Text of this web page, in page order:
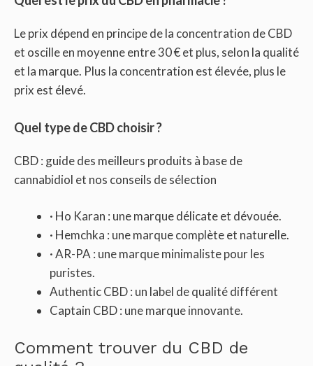
Le prix dépend en principe de la concentration de CBD
et oscille en moyenne entre 30 € et plus, selon la qualité
et la marque. Plus la concentration est élevée, plus le
prix est élevé.
Quel type de CBD choisir ?
CBD : guide des meilleurs produits à base de
cannabidiol et nos conseils de sélection
· Ho Karan : une marque délicate et dévouée.
· Hemchka : une marque complète et naturelle.
· AR-PA : une marque minimaliste pour les
puristes.
Authentic CBD : un label de qualité différent
Captain CBD : une marque innovante.
Comment trouver du CBD de